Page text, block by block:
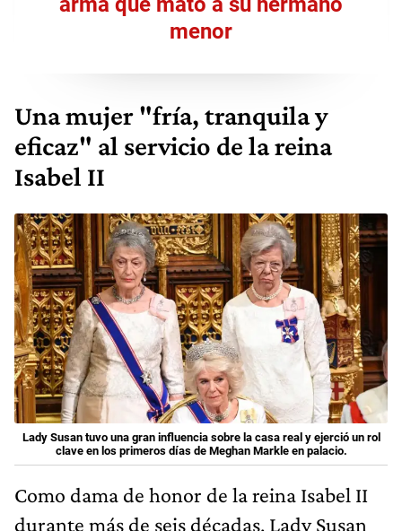
menor
Una mujer "fría, tranquila y
eficaz" al servicio de la reina
Isabel II
Lady Susan tuvo una gran influencia sobre la casa real y ejerció un rol
clave en los primeros días de Meghan Markle en palacio.
Como dama de honor de la reina Isabel II
durante más de seis décadas, Lady Susan